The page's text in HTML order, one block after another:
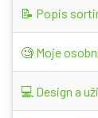
📝 Popis
🧐 Moje
💻 Design a